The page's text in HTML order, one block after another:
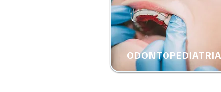
ODONTOPEDIATRIA